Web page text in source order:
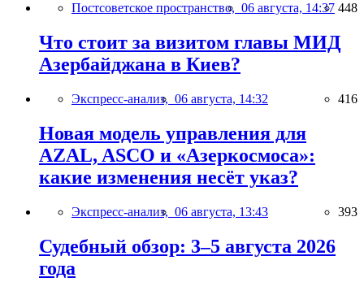
Постсоветское пространство, 06 августа, 14:37 448
Что стоит за визитом главы МИД
Азербайджана в Киев?
Экспресс-анализ, 06 августа, 14:32 416
Новая модель управления для
AZAL, ASCO и «Азеркосмоса»:
какие изменения несёт указ?
Экспресс-анализ, 06 августа, 13:43 393
Судебный обзор: 3–5 августа 2026
года